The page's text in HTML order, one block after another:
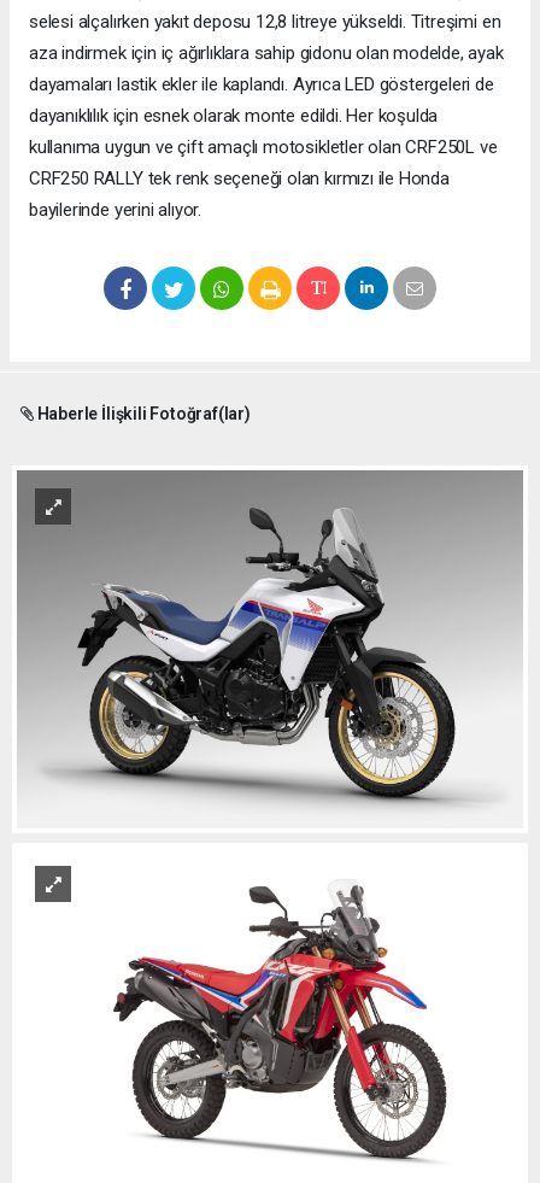
selesi alçalırken yakıt deposu 12,8 litreye yükseldi. Titreşimi en
aza indirmek için iç ağırlıklara sahip gidonu olan modelde, ayak
dayamaları lastik ekler ile kaplandı. Ayrıca LED göstergeleri de
dayanıklılık için esnek olarak monte edildi. Her koşulda
kullanıma uygun ve çift amaçlı motosikletler olan CRF250L ve
CRF250 RALLY tek renk seçeneği olan kırmızı ile Honda
bayilerinde yerini alıyor.
Haberle İlişkili Fotoğraf(lar)